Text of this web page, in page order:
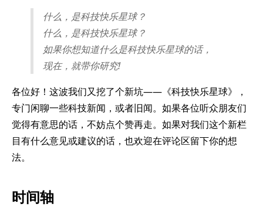
什么，是科技快乐星球？
什么，是科技快乐星球？
如果你想知道什么是科技快乐星球的话，
现在，就带你研究!
各位好！这波我们又挖了个新坑——《科技快乐星球》，
专门闲聊一些科技新闻，或者旧闻。如果各位听众朋友们
觉得有意思的话，不妨点个赞再走。如果对我们这个新栏
目有什么意见或建议的话，也欢迎在评论区留下你的想
法。
时间轴